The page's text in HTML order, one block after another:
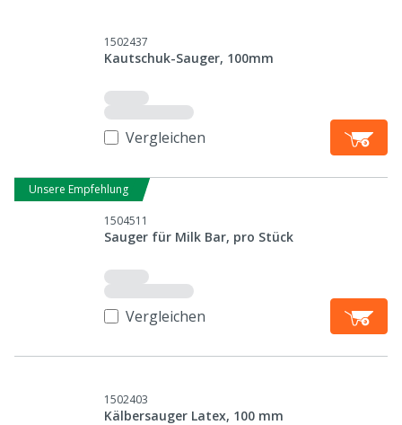
1502437
Kautschuk-Sauger, 100mm
Vergleichen
Unsere Empfehlung
1504511
Sauger für Milk Bar, pro Stück
Vergleichen
1502403
Kälbersauger Latex, 100 mm